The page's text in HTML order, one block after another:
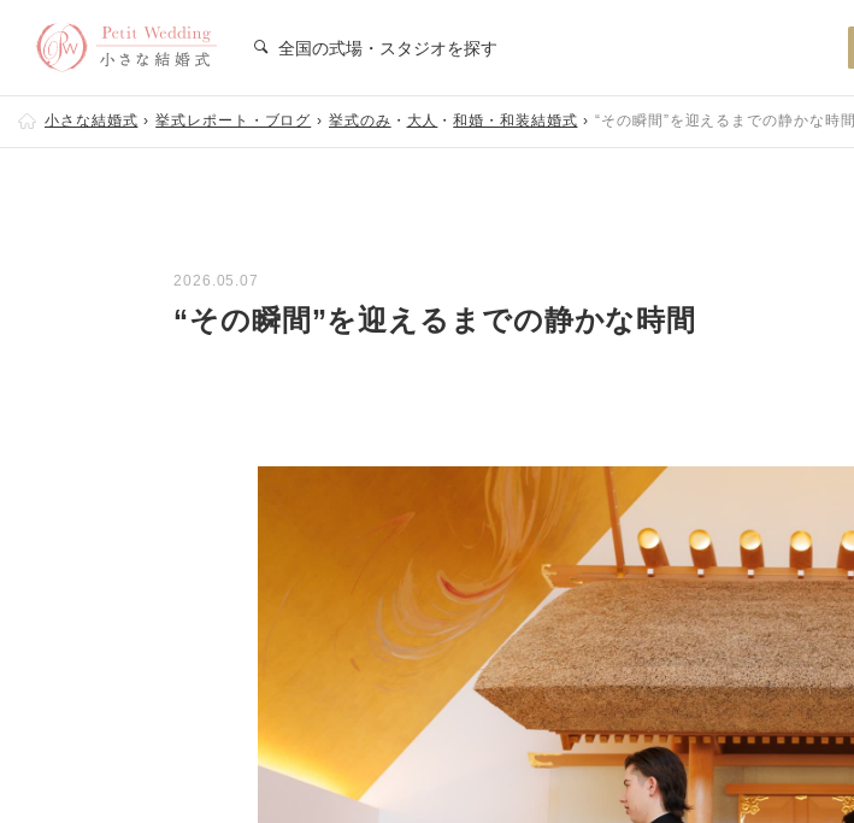
全国の式場・スタジオを探す
小さな結婚式 挙式レポート・ブログ 挙式のみ ・ 大人 ・和婚・和装結婚式 “その瞬間”を迎えるまでの静かな時間
2026.05.07
“その瞬間”を迎えるまでの静かな時間